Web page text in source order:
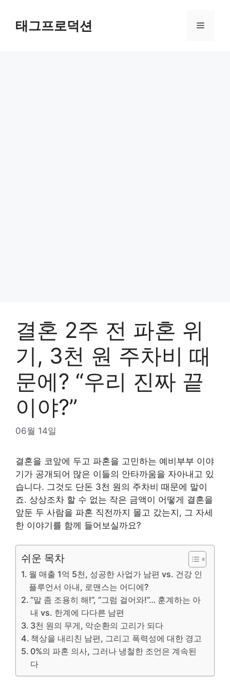
content태그프로덕션 Menu
결혼 2주 전 파혼 위
기, 3천 원 주차비 때
문에? “우리 진짜 끝
이야?”
06월 14일
결혼을 코앞에 두고 파혼을 고민하는 예비부부 이야
기가 공개되어 많은 이들의 안타까움을 자아내고 있
습니다. 그것도 단돈 3천 원의 주차비 때문에 말이
죠. 상상조차 할 수 없는 작은 금액이 어떻게 결혼을
앞둔 두 사람을 파혼 직전까지 몰고 갔는지, 그 자세
한 이야기를 함께 들어보실까요?
쉬운 목차
월 매출 1억 5천, 성공한 사업가 남편 vs. 건강 인
플루언서 아내, 로맨스는 어디에?
“말 좀 조용히 해!”, “그럼 걸어와!”… 훈계하는 아
내 vs. 한계에 다다른 남편
3천 원의 무게, 악순환의 고리가 되다
책상을 내리친 남편, 그리고 폭력성에 대한 경고
0%의 파혼 의사, 그러나 냉철한 조언은 계속된
다